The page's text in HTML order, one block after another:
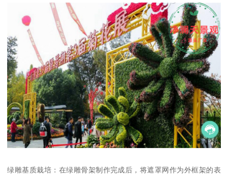
绿雕基质栽培：在绿雕骨架制作完成后，将遮罩网作为外框架的表